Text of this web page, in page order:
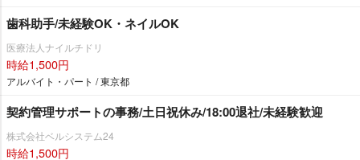
歯科助手/未経験OK・ネイルOK
医療法人ナイルチドリ
時給1,500円
アルバイト・パート / 東京都
契約管理サポートの事務/土日祝休み/18:00退社/未経験歓迎
株式会社ベルシステム24
時給1,500円